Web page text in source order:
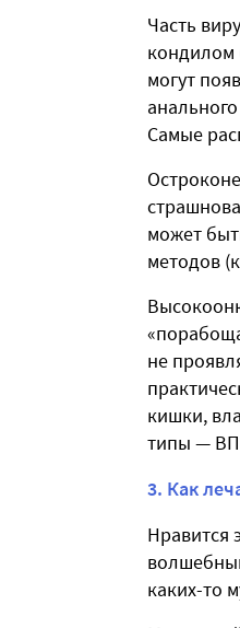
Часть
кондилом
могут
Самые
может
методов
не
кишки,
типы —
3. Как
Нравится
каких-то